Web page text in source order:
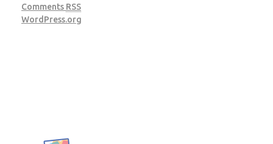
Comments RSS
WordPress.org